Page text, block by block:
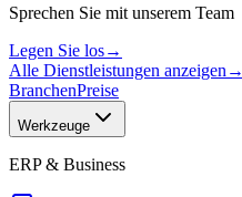
Sprechen Sie mit unserem Team
Legen Sie los→
Alle Dienstleistungen anzeigen →
BranchenPreise
Werkzeuge
ERP & Business